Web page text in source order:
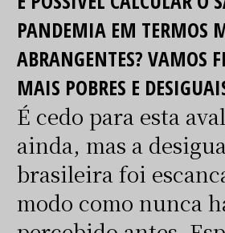
PANDEMIA EM TERMOS
ABRANGENTES? VAMOS
MAIS POBRES E
É cedo para esta
ainda, mas a
brasileira foi
modo como nunca